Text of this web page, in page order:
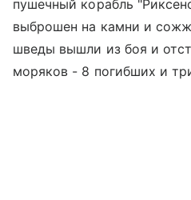
пушечный корабль
выброшен на камни и
шведы вышли из боя и
моряков - 8 погибших и